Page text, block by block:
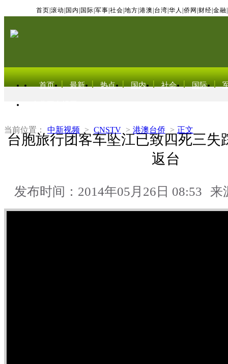
首页 滚动 国内 国际 军事 社会 地方 港澳 台湾 华人 侨网 财经 金融
首页 最新 热点 国内 社会 国际
当前位置： 中新视频 > CNSTV > 港澳台侨 > 正文
台胞旅行团客车坠江已致四死三失
返台
发布时间：2014年05月26日 08:53 来